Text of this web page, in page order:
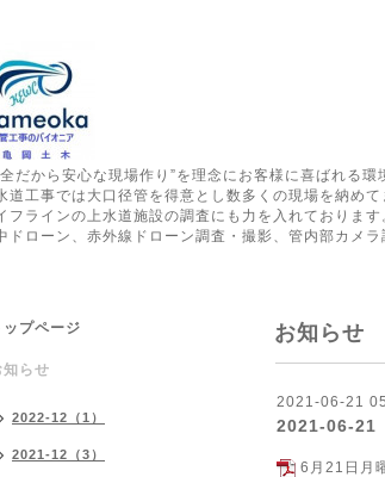
だから安心な現場作り”を理念にお客様に喜ばれる環
道工事では大口径管を得意とし数多くの現場を納めて
フラインの上水道施設の調査にも力を入れております
ドローン、赤外線ドローン調査・撮影、管内部カメ
お知らせ
2021-06-21
2021-06-21
6月21日月
ップページ
知らせ
2022-12（1）
2021-12（3）